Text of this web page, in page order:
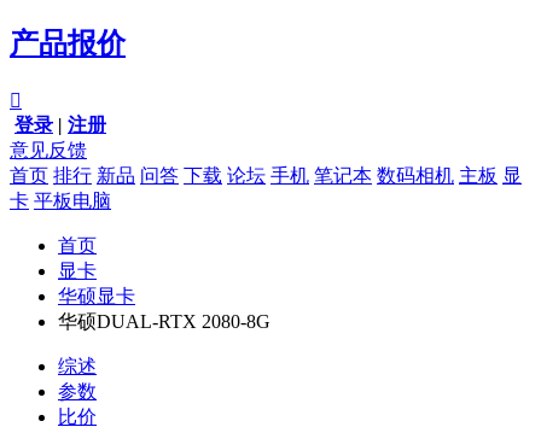
产品报价

登录 | 注册
意见反馈
首页 排行 新品 问答 下载 论坛 手机 笔记本 数码相机 主板 显
卡 平板电脑
首页
显卡
华硕显卡
华硕DUAL-RTX 2080-8G
综述
参数
比价